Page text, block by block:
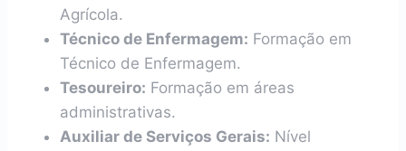
Agrícola.
Técnico de Enfermagem: Formação em
Técnico de Enfermagem.
Tesoureiro: Formação em áreas
administrativas.
Auxiliar de Serviços Gerais: Nível